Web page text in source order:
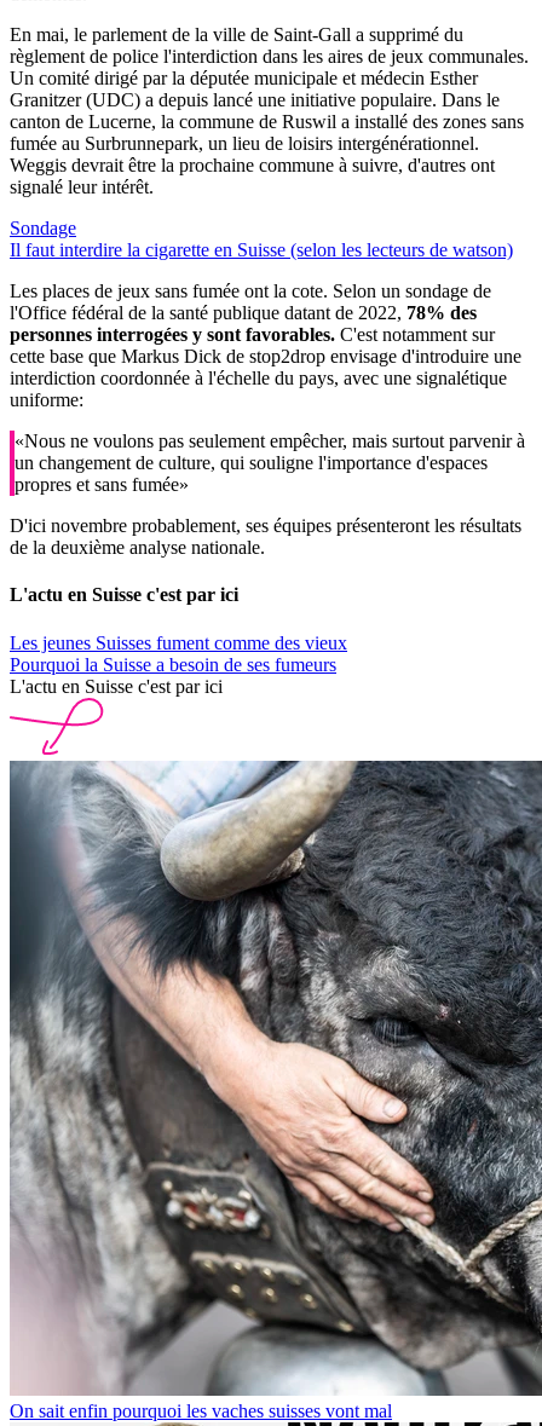
En mai, le parlement de la ville de Saint-Gall a supprimé du
règlement de police l'interdiction dans les aires de jeux communales.
Un comité dirigé par la députée municipale et médecin Esther
Granitzer (UDC) a depuis lancé une initiative populaire. Dans le
canton de Lucerne, la commune de Ruswil a installé des zones sans
fumée au Surbrunnepark, un lieu de loisirs intergénérationnel.
Weggis devrait être la prochaine commune à suivre, d'autres ont
signalé leur intérêt.
Sondage
Il faut interdire la cigarette en Suisse (selon les lecteurs de watson)
Les places de jeux sans fumée ont la cote. Selon un sondage de
l'Office fédéral de la santé publique datant de 2022, 78% des
personnes interrogées y sont favorables. C'est notamment sur
cette base que Markus Dick de stop2drop envisage d'introduire une
interdiction coordonnée à l'échelle du pays, avec une signalétique
uniforme:
«Nous ne voulons pas seulement empêcher, mais surtout parvenir à
un changement de culture, qui souligne l'importance d'espaces
propres et sans fumée»
D'ici novembre probablement, ses équipes présenteront les résultats
de la deuxième analyse nationale.
L'actu en Suisse c'est par ici
Les jeunes Suisses fument comme des vieux
Pourquoi la Suisse a besoin de ses fumeurs
L'actu en Suisse c'est par ici
On sait enfin pourquoi les vaches suisses vont mal